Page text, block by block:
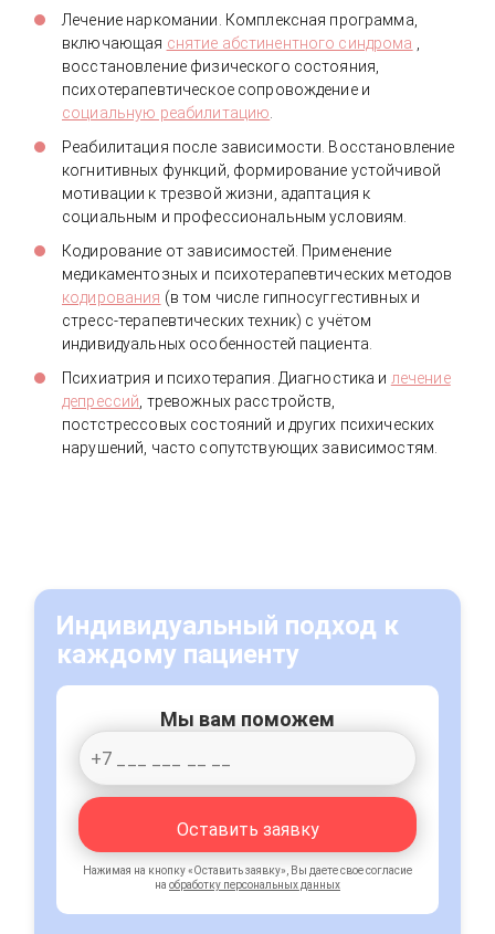
Лечение наркомании. Комплексная программа,
включающая снятие абстинентного синдрома
восстановление физического состояния,
психотерапевтическое сопровождение и
социальную реабилитацию
Реабилитация после зависимости. Восстановление
когнитивных функций, формирование устойчивой
мотивации к трезвой жизни, адаптация к
социальным и профессиональным условиям.
Кодирование от зависимостей. Применение
медикаментозных и психотерапевтических методов
кодирования (в том числе гипносуггестивных и
стресс-терапевтических техник) с учётом
индивидуальных особенностей пациента.
Психиатрия и психотерапия. Диагностика и лечение
депрессий , тревожных расстройств,
постстрессовых состояний и других психических
нарушений, часто сопутствующих зависимостям.
Индивидуальный подход к
каждому пациенту
Мы вам поможем
Оставить заявку
Нажимая на кнопку «Оставить заявку», Вы даете свое согласие
на обработку персональных данных